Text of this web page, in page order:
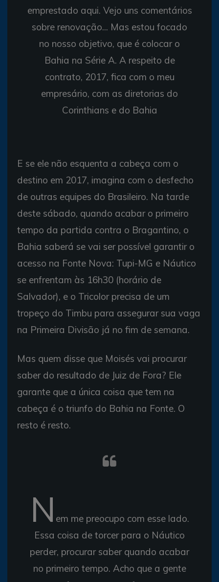
emprestado aqui. Vejo uns comentários
sobre renovação... Mas estou focado
no nosso objetivo, que é colocar o
Bahia na Série A. A respeito de
contrato, 2017, fica com o meu
empresário, com as diretorias do
Corinthians e do Bahia
E se ele não esquenta a cabeça com o
destino em 2017, imagina com o desfecho
de outras equipes do Brasileiro. Na tarde
deste sábado, quando acabar o primeiro
tempo da partida contra o Bragantino, o
Bahia saberá se vai ser possível garantir o
acesso na Fonte Nova: Tupi-MG e Náutico
se enfrentam às 16h30 (horário de
Salvador), e o Tricolor precisa de um
tropeço do Timbu para assegurar sua vaga
na Primeira Divisão já no fim de semana.
Mas quem disse que Moisés vai procurar
saber do resultado de Juiz de Fora? Ele
garante que a única coisa que tem na
cabeça é o triunfo do Bahia na Fonte. O
resto é resto.
N em me preocupo com esse lado.
Essa coisa de torcer para o Náutico
perder, procurar saber quando acabar
no primeiro tempo. Acho que a gente